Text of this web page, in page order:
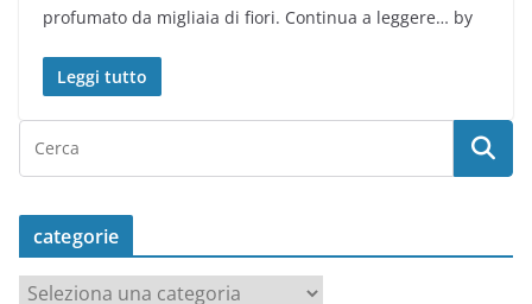
profumato da migliaia di fiori. Continua a leggere… by
Leggi tutto
categorie